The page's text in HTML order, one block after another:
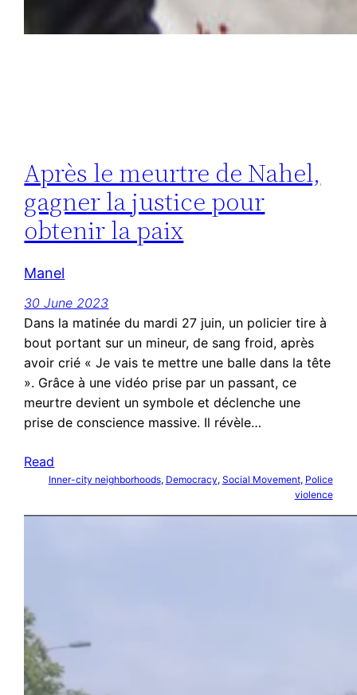
Après le meurtre de Nahel,
gagner la justice pour
obtenir la paix
Manel
30 June 2023
Dans la matinée du mardi 27 juin, un policier tire à
bout portant sur un mineur, de sang froid, après
avoir crié « Je vais te mettre une balle dans la tête
». Grâce à une vidéo prise par un passant, ce
meurtre devient un symbole et déclenche une
prise de conscience massive. Il révèle…
Read
Inner-city neighborhoods, Democracy, Social Movement, Police
violence